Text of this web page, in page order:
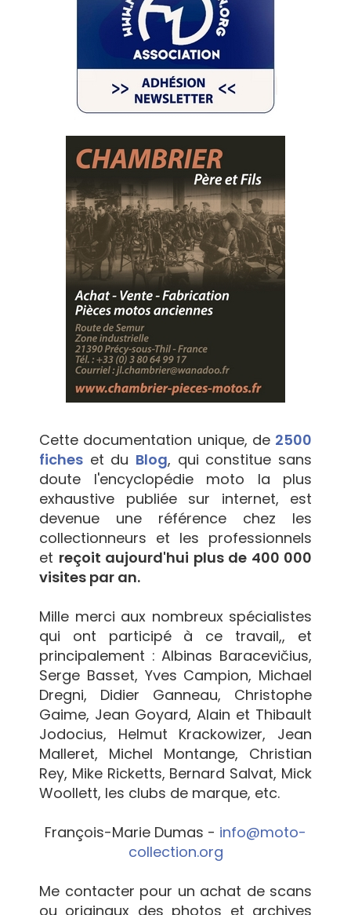
Cette documentation unique, de 2500
fiches et du Blog, qui constitue sans
doute l'encyclopédie moto la plus
exhaustive publiée sur internet, est
devenue une référence chez les
collectionneurs et les professionnels
et reçoit aujourd'hui plus de 400 000
visites par an.
Mille merci aux nombreux spécialistes
qui ont participé à ce travail,, et
principalement : Albinas Baracevičius,
Serge Basset, Yves Campion, Michael
Dregni, Didier Ganneau, Christophe
Gaime, Jean Goyard, Alain et Thibault
Jodocius, Helmut Krackowizer, Jean
Malleret, Michel Montange, Christian
Rey, Mike Ricketts, Bernard Salvat, Mick
Woollett, les clubs de marque, etc.
François-Marie Dumas - info@moto-
collection.org
Me contacter pour un achat de scans
ou originaux des photos et archives